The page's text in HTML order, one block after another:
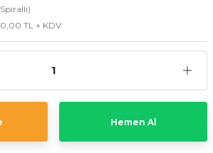
Spiralli)
0,00 TL + KDV
Hemen Al